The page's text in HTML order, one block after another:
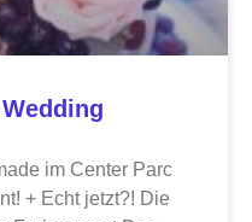
im Center Parc
+ Echt jetzt?! Die